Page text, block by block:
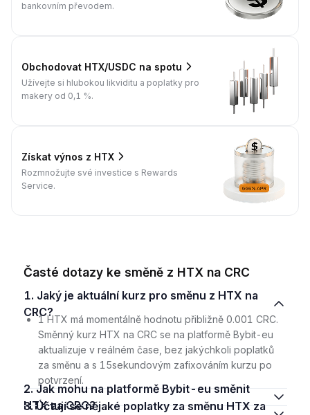
bankovním převodem.
Obchodovat HTX/USDC na spotu
Užívejte si hlubokou likviditu a poplatky pro
makery od 0,1 %.
Získat výnos z HTX
Rozmnožujte své investice s Rewards
Service.
Časté dotazy ke směně z HTX na CRC
1. Jaký je aktuální kurz pro směnu z HTX na
CRC?
1 HTX má momentálně hodnotu přibližně 0.001 CRC.
Směnný kurz HTX na CRC se na platformě Bybit-eu
aktualizuje v reálném čase, bez jakýchkoli poplatků
za směnu a s 15sekundovým zafixováním kurzu po
potvrzení.
2. Jak mohu na platformě Bybit-eu směnit
HTX za CRC?
3. Účtují se nějaké poplatky za směnu HTX za